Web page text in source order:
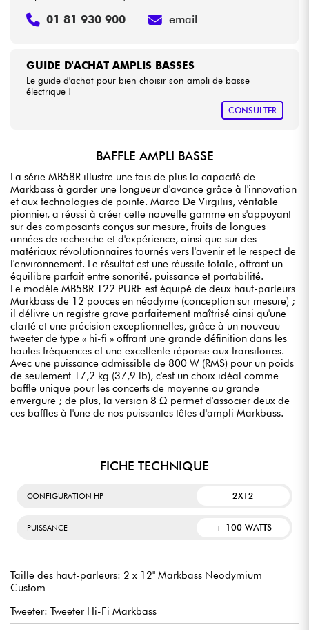
GUIDE D'ACHAT AMPLIS BASSES
Le guide d'achat pour bien choisir son ampli de basse
électrique !
CONSULTER
01 81 930 900 email
BAFFLE AMPLI BASSE
La série MB58R illustre une fois de plus la capacité de
Markbass à garder une longueur d'avance grâce à l'innovation
et aux technologies de pointe. Marco De Virgiliis, véritable
pionnier, a réussi à créer cette nouvelle gamme en s'appuyant
sur des composants conçus sur mesure, fruits de longues
années de recherche et d'expérience, ainsi que sur des
matériaux révolutionnaires tournés vers l'avenir et le respect de
l'environnement. Le résultat est une réussite totale, offrant un
équilibre parfait entre sonorité, puissance et portabilité.
Le modèle MB58R 122 PURE est équipé de deux haut-parleurs
Markbass de 12 pouces en néodyme (conception sur mesure) ;
il délivre un registre grave parfaitement maîtrisé ainsi qu'une
clarté et une précision exceptionnelles, grâce à un nouveau
tweeter de type « hi-fi » offrant une grande définition dans les
hautes fréquences et une excellente réponse aux transitoires.
Avec une puissance admissible de 800 W (RMS) pour un poids
de seulement 17,2 kg (37,9 lb), c'est un choix idéal comme
baffle unique pour les concerts de moyenne ou grande
envergure ; de plus, la version 8 Ω permet d'associer deux de
ces baffles à l'une de nos puissantes têtes d'ampli Markbass.
FICHE TECHNIQUE
CONFIGURATION HP 2X12
PUISSANCE + 100 WATTS
Taille des haut-parleurs: 2 x 12" Markbass Neodymium
Custom
Tweeter: Tweeter Hi-Fi Markbass